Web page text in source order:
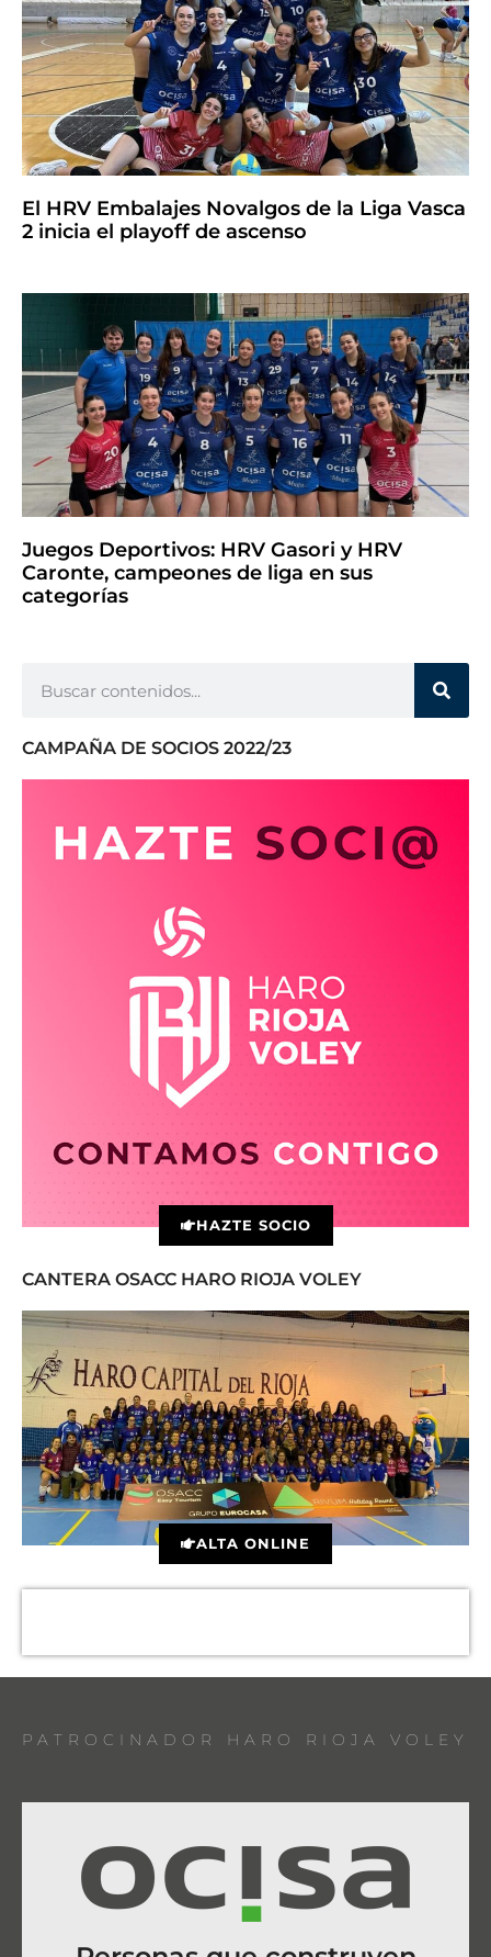
El HRV Embalajes Novalgos de la Liga Vasca
2 inicia el playoff de ascenso
Juegos Deportivos: HRV Gasori y HRV
Caronte, campeones de liga en sus
categorías
CAMPAÑA DE SOCIOS 2022/23
HAZTE SOCIO
CANTERA OSACC HARO RIOJA VOLEY
ALTA ONLINE
PATROCINADOR HARO RIOJA VOLEY